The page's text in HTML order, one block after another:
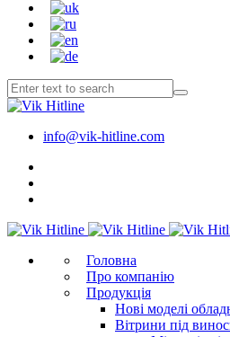
info@vik-hitline.com
Головна
Про компанію
Продукція
Нові моделі
Вітрини під